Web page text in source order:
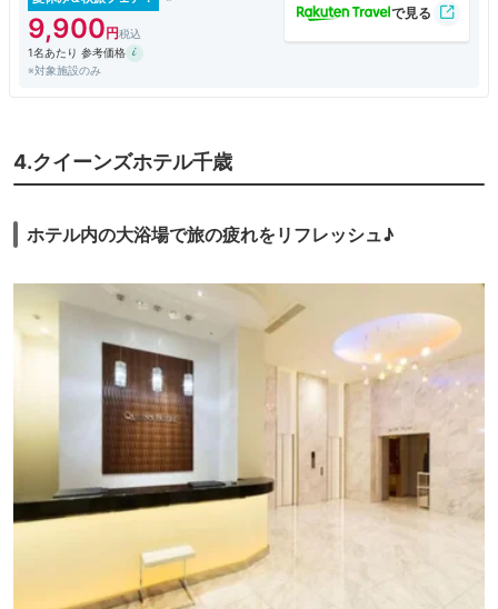
立地は新千歳空港から近いので、便利です。（ちょっと車で空港に行けま
す）
駐車場も無料なのが良いですね。
朝食会場は、ハスカップガーデンで。ウイング棟からは、エレベーターを
利なので、良い場所ですね。もちろんホテル内にファミリーマートがあ
り、お土産なども結構充実していますので、ホテル付近で何でも揃います
ね。
新千歳空港に夜遅く着いた時や最終日前の宿泊等に便利なホテルです。
9,900
1名あたり 参考価格
※対象施設のみ
4.クイーンズホテル千歳
ホテル内の大浴場で旅の疲れをリフレッシュ♪